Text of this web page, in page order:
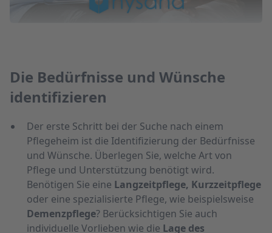
Die Bedürfnisse und Wünsche
identifizieren
Der erste Schritt bei der Suche nach einem
Pflegeheim ist die Identifizierung der Bedürfnisse
und Wünsche. Überlegen Sie, welche Art von
Pflege und Unterstützung benötigt wird.
Benötigen Sie eine Langzeitpflege, Kurzzeitpflege
oder eine spezialisierte Pflege, wie beispielsweise
Demenzpflege? Berücksichtigen Sie auch
individuelle Vorlieben wie die Lage des